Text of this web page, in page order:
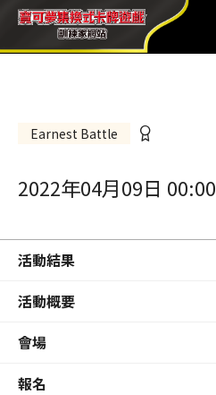
Earnest Battle
2022年04月09日 00:00
活動結果
活動概要
會場
報名